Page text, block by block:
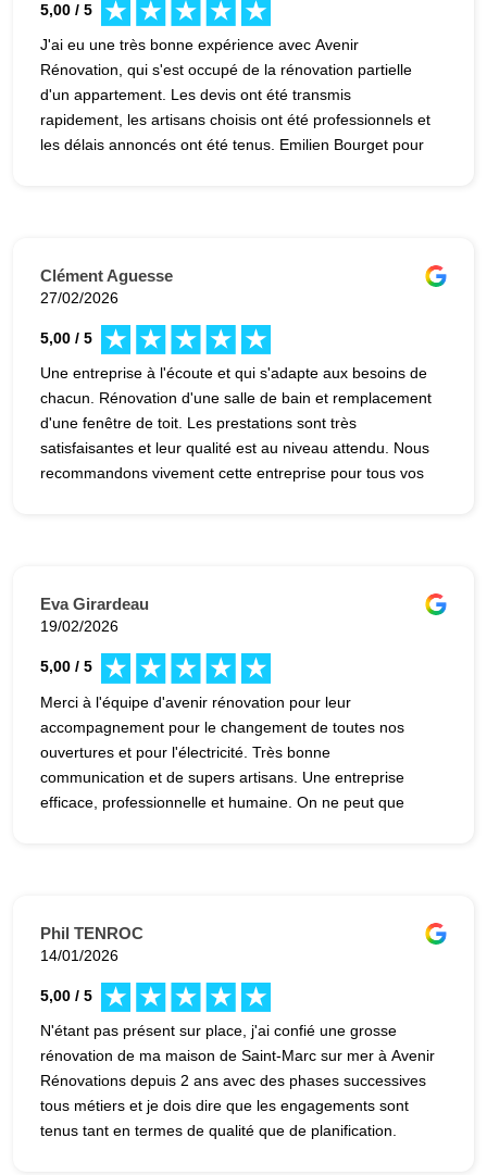
5,00 / 5
J'ai eu une très bonne expérience avec Avenir
Rénovation, qui s'est occupé de la rénovation partielle
d'un appartement. Les devis ont été transmis
rapidement, les artisans choisis ont été professionnels et
les délais annoncés ont été tenus. Emilien Bourget pour
Clément Aguesse
27/02/2026
5,00 / 5
Une entreprise à l'écoute et qui s'adapte aux besoins de
chacun. Rénovation d'une salle de bain et remplacement
d'une fenêtre de toit. Les prestations sont très
satisfaisantes et leur qualité est au niveau attendu. Nous
recommandons vivement cette entreprise pour tous vos
Eva Girardeau
19/02/2026
5,00 / 5
Merci à l'équipe d'avenir rénovation pour leur
accompagnement pour le changement de toutes nos
ouvertures et pour l'électricité. Très bonne
communication et de supers artisans. Une entreprise
efficace, professionnelle et humaine. On ne peut que
Phil TENROC
14/01/2026
5,00 / 5
N'étant pas présent sur place, j'ai confié une grosse
rénovation de ma maison de Saint-Marc sur mer à Avenir
Rénovations depuis 2 ans avec des phases successives
tous métiers et je dois dire que les engagements sont
tenus tant en termes de qualité que de planification.